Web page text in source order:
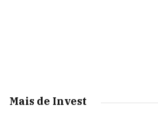
Mais de Invest